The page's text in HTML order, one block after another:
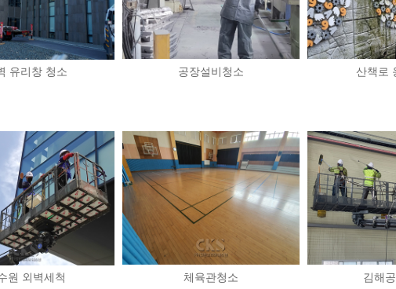
유리창 청소 공장설비청소 산책로
원 외벽세척 체육관청소 김해